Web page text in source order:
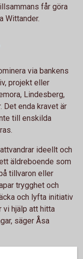
får göra
Wittander.
via bankens
projekt eller
Lindesberg,
Det enda kravet är
till enskilda
ideellt och
äldreboende som
tillvaron eller
trygghet och
och lyfta initiativ
vi hjälp att hitta
säger Åsa